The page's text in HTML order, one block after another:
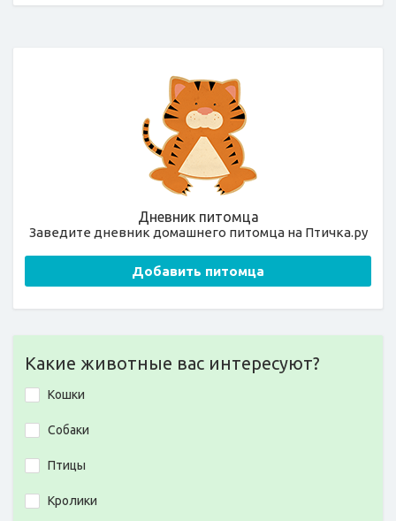
Дневник питомца
Заведите дневник домашнего питомца на Птичка.ру
Добавить питомца
Какие животные вас интересуют?
Кошки
Собаки
Птицы
Кролики